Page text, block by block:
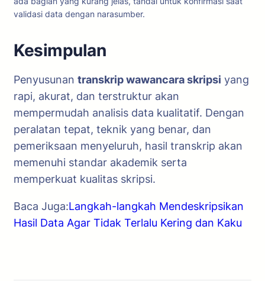
validasi data dengan narasumber.
Kesimpulan
Penyusunan transkrip wawancara skripsi yang
rapi, akurat, dan terstruktur akan
mempermudah analisis data kualitatif. Dengan
peralatan tepat, teknik yang benar, dan
pemeriksaan menyeluruh, hasil transkrip akan
memenuhi standar akademik serta
memperkuat kualitas skripsi.
Baca Juga:Langkah-langkah Mendeskripsikan
Hasil Data Agar Tidak Terlalu Kering dan Kaku